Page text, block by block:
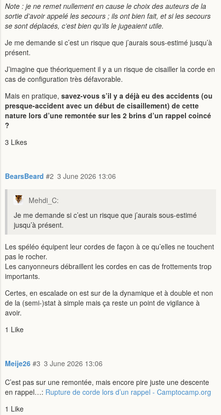
Note : je ne remet nullement en cause le choix des auteurs de la
sortie d’avoir appelé les secours ; ils ont bien fait, et si les secours
se sont déplacés, c’est bien qu’ils le jugeaient utile.
Je me demande si c’est un risque que j’aurais sous-estimé jusqu’à
présent.
J’imagine que théoriquement il y a un risque de cisailler la corde en
cas de configuration très défavorable.
Mais en pratique, savez-vous s’il y a déjà eu des accidents (ou
presque-accident avec un début de cisaillement) de cette
nature lors d’une remontée sur les 2 brins d’un rappel coincé
?
3 Likes
BearsBeard 3 June 2026 13:06
#2
Mehdi_C:
Je me demande si c’est un risque que j’aurais sous-estimé
jusqu’à présent.
Les spéléo équipent leur cordes de façon à ce qu’elles ne touchent
pas le rocher.
Les canyonneurs débraillent les cordes en cas de frottements trop
importants.
Certes, en escalade on est sur de la dynamique et à double et non
de la (semi-)stat à simple mais ça reste un point de vigilance à
avoir.
1 Like
Meije26 3 June 2026 13:06
#3
C’est pas sur une remontée, mais encore pire juste une descente
en rappel…: Rupture de corde lors d’un rappel - Camptocamp.org
1 Like